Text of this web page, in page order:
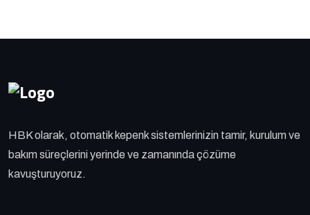
HBK olarak, otomatik kepenk sistemlerinizin tamir, kurulum ve
bakım süreçlerini yerinde ve zamanında çözüme
kavuşturuyoruz.